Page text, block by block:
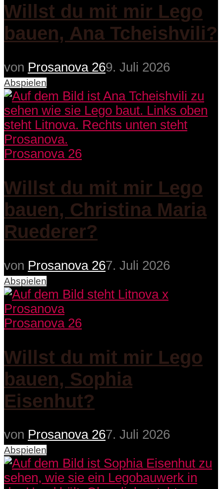
Willst du mit mir Lego
bauen, Ana Tcheishvili?
von Prosanova 269. Juli 2026
Abspielen
Prosanova 26
Willst du mit mir Lego
bauen, Christina Maria
Ruederer?
von Prosanova 267. Juli 2026
Abspielen
Prosanova 26
Willst du mit mir Lego
bauen, Sophia
Eisenhut?
von Prosanova 267. Juli 2026
Abspielen